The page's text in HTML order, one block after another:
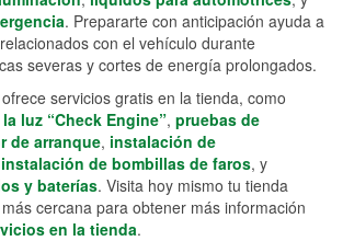
. Prepararte con anticipación ayuda a
con el vehículo durante
severas y cortes de energía prolongados.
servicios gratis en la tienda, como
luz “Check Engine”, pruebas de
de arranque, instalación de
instalación de bombillas de faros, y
y baterías. Visita hoy mismo tu tienda
más cercana para obtener más información
en la tienda.